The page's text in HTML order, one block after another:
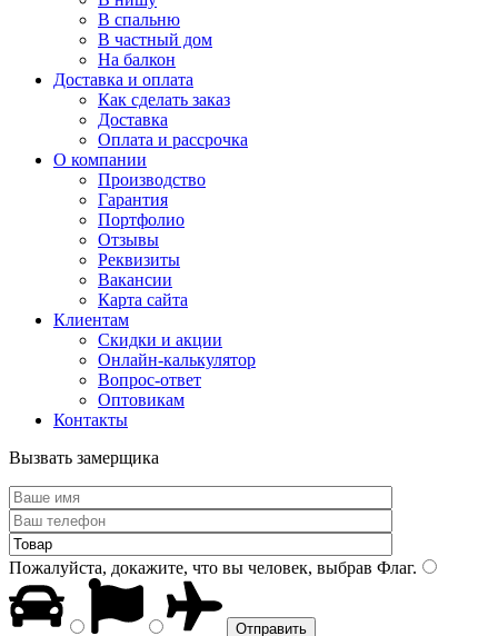
В спальню
В частный дом
На балкон
Доставка и оплата
Как сделать заказ
Доставка
Оплата и рассрочка
О компании
Производство
Гарантия
Портфолио
Отзывы
Реквизиты
Вакансии
Карта сайта
Клиентам
Скидки и акции
Онлайн-калькулятор
Вопрос-ответ
Оптовикам
Контакты
Вызвать замерщика
Пожалуйста, докажите, что вы человек, выбрав Флаг.